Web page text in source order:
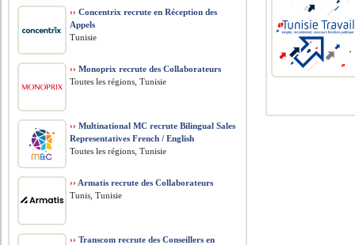
›› Concentrix recrute en Réception des
Appels
Tunisie
›› Monoprix recrute des Collaborateurs
Toutes les régions, Tunisie
›› Multinational MC recrute Bilingual Sales
Representatives French / English
Toutes les régions, Tunisie
›› Armatis recrute des Collaborateurs
Tunis, Tunisie
›› Transcom recrute des Conseillers en